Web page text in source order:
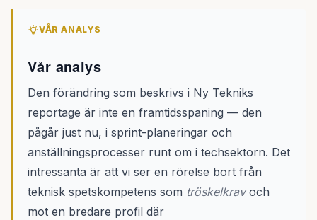
VÅR ANALYS
Vår analys
Den förändring som beskrivs i Ny Tekniks
reportage är inte en framtidsspaning — den
pågår just nu, i sprint-planeringar och
anställningsprocesser runt om i techsektorn. Det
intressanta är att vi ser en rörelse bort från
teknisk spetskompetens som tröskelkravoch
mot en bredare profil där